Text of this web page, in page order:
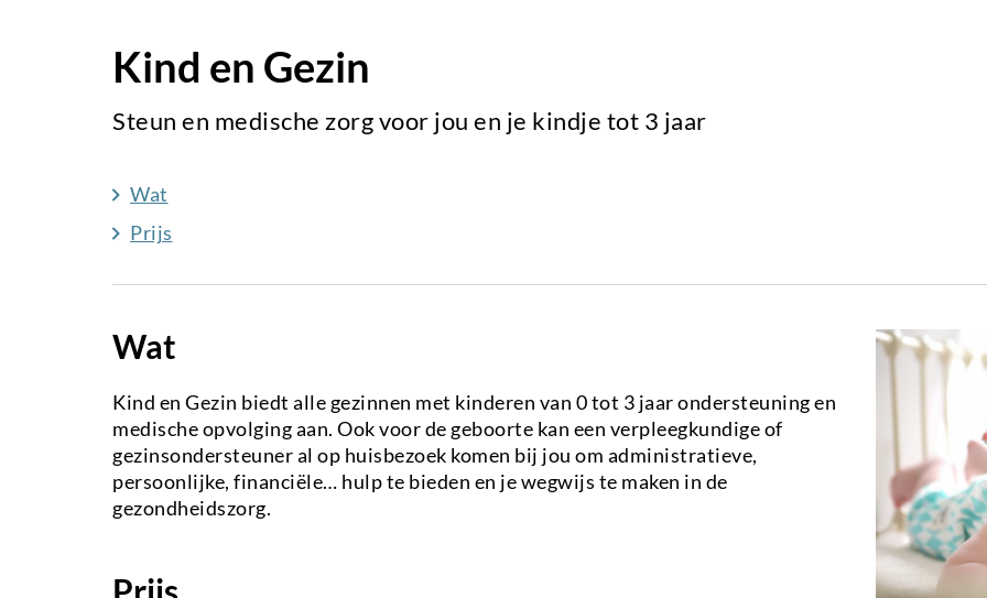
Kind en Gezin
Steun en medische zorg voor jou en je kindje tot 3 jaar
Wat
Prijs
Wat
Kind en Gezin biedt alle gezinnen met kinderen van 0 tot 3 jaar ondersteuning en
medische opvolging aan. Ook voor de geboorte kan een verpleegkundige of
gezinsondersteuner al op huisbezoek komen bij jou om administratieve,
persoonlijke, financiële… hulp te bieden en je wegwijs te maken in de
gezondheidszorg.